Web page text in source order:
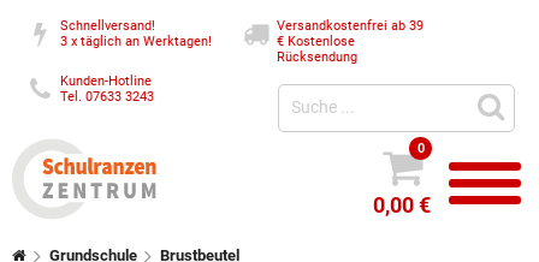
Schnellversand!
3 x täglich an Werktagen!
Versandkostenfrei ab 39
€Kostenlose
Rücksendung
Kunden-Hotline
Tel. 07633 3243
0
0,00 €
Grundschule Brustbeutel